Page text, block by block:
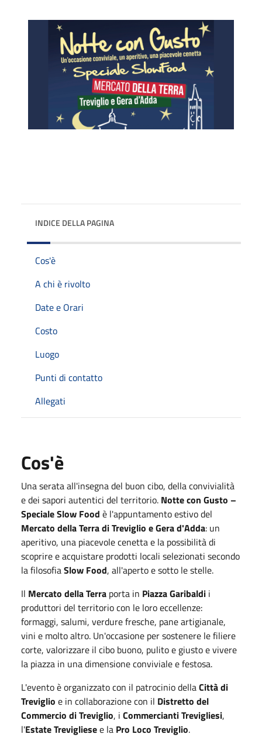
INDICE DELLA PAGINA
Cos'è
A chi è rivolto
Date e Orari
Costo
Luogo
Punti di contatto
Allegati
Cos'è
Una serata all'insegna del buon cibo, della convivialità
e dei sapori autentici del territorio. Notte con Gusto –
Speciale Slow Food è l'appuntamento estivo del
Mercato della Terra di Treviglio e Gera d'Adda: un
aperitivo, una piacevole cenetta e la possibilità di
scoprire e acquistare prodotti locali selezionati secondo
la filosofiaSlow Food, all'aperto e sotto le stelle.
Il Mercato della Terra porta in Piazza Garibaldi i
produttori del territorio con le loro eccellenze:
formaggi, salumi, verdure fresche, pane artigianale,
vini e molto altro. Un'occasione per sostenere le filiere
corte, valorizzare il cibo buono, pulito e giusto e vivere
la piazza in una dimensione conviviale e festosa.
L'evento è organizzato con il patrocinio dellaCittà di
Treviglio e in collaborazione con il Distretto del
Commercio di Treviglio, i Commercianti Trevigliesi,
l'Estate Trevigliesee la Pro Loco Treviglio.